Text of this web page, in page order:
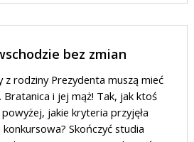
bez zmian
z rodziny Prezydenta muszą mieć
Bratanica i jej mąż! Tak, jak ktoś
powyżej, jakie kryteria przyjęła
Skończyć studia